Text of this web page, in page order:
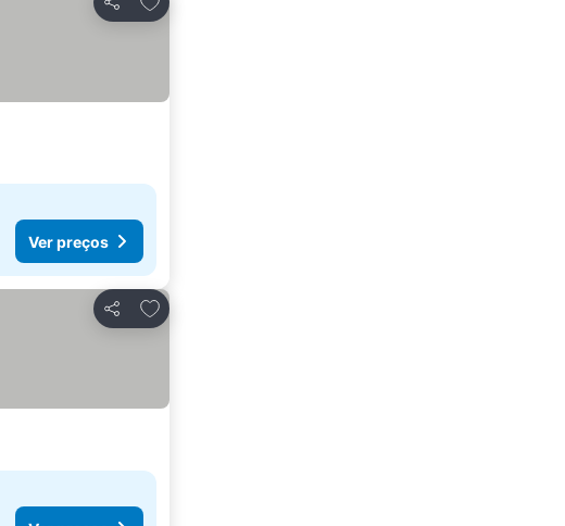
Partilhar
Ver preços
Partilhar
Adicionar aos favoritos